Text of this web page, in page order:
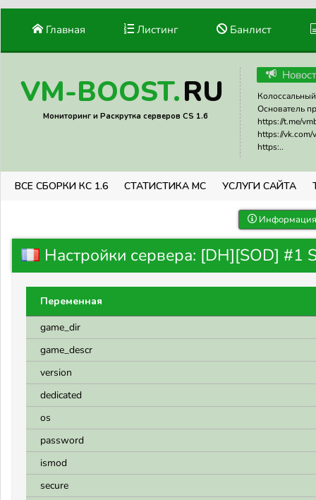
Главная Листинг Банлист
VM-BOOST.RU
Мониторинг и Раскрутка серверов CS 1.6
Основатель
https://t.me/
https://vk.com/
https:..
ВСЕ СБОРКИ КС 1.6 СТАТИСТИКА МС УСЛУГИ САЙТА
Настройки сервера: [DH][SOD] #1
Переменная
game_dir
game_descr
version
dedicated
os
password
ismod
secure